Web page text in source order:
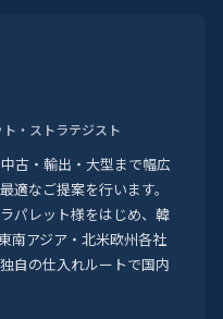
・ストラテジスト
古・輸出・大型まで幅広
適なご提案を行います。
パレット様をはじめ、韓
南アジア・北米欧州各社
自の仕入れルートで国内